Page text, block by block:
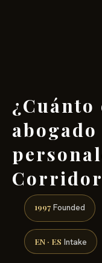
¿Cuánto
1997 Founded
EN · ES Intake